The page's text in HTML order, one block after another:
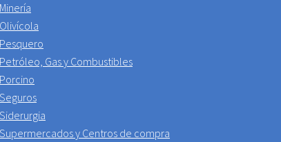
Minería
Olivícola
Pesquero
Petróleo, Gas y Combustibles
Porcino
Seguros
Siderurgia
Supermercados y Centros de compra